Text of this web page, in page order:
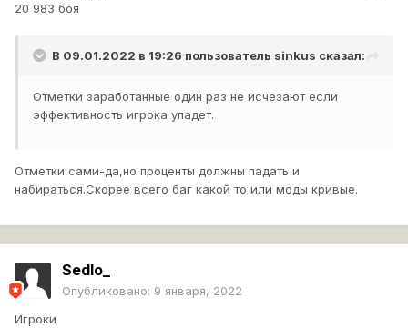
20 983 боя
В 09.01.2022 в 19:26 пользователь sinkus сказал:
Отметки заработанные один раз не исчезают если
эффективность игрока упадет.
Отметки сами-да,но проценты должны падать и
набираться.Скорее всего баг какой то или моды кривые.
Sedlo_
Опубликовано: 9 января, 2022
Игроки